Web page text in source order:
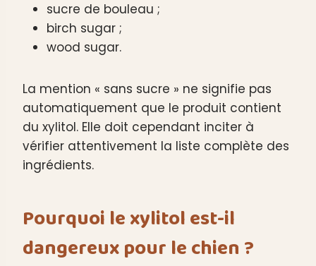
sucre de bouleau ;
birch sugar ;
wood sugar.
La mention « sans sucre » ne signifie pas
automatiquement que le produit contient
du xylitol. Elle doit cependant inciter à
vérifier attentivement la liste complète des
ingrédients.
Pourquoi le xylitol est-il
dangereux pour le chien ?